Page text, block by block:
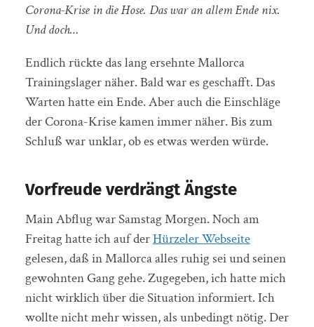
Corona-Krise in die Hose. Das war an allem Ende nix.
Und doch…
Endlich rückte das lang ersehnte Mallorca
Trainingslager näher. Bald war es geschafft. Das
Warten hatte ein Ende. Aber auch die Einschläge
der Corona-Krise kamen immer näher. Bis zum
Schluß war unklar, ob es etwas werden würde.
Vorfreude verdrängt Ängste
Main Abflug war Samstag Morgen. Noch am
Freitag hatte ich auf derHürzeler Webseite
gelesen, daß in Mallorca alles ruhig sei und seinen
gewohnten Gang gehe. Zugegeben, ich hatte mich
nicht wirklich über die Situation informiert. Ich
wollte nicht mehr wissen, als unbedingt nötig. Der